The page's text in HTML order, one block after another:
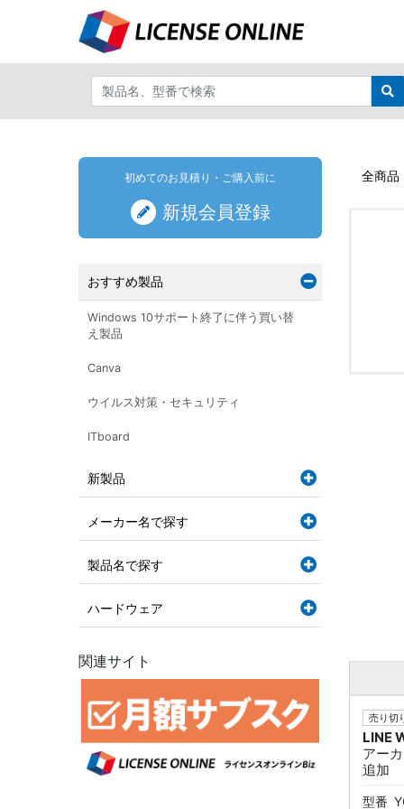
全商品
売り切
LINE
アー
追加
型番
初めてのお見積り・ご購入前に
新規会員登録
おすすめ製品
Windows 10サポート終了に伴う買い替
え製品
Canva
ウイルス対策・セキュリティ
ITboard
新製品
メーカー名で探す
製品名で探す
ハードウェア
関連サイト